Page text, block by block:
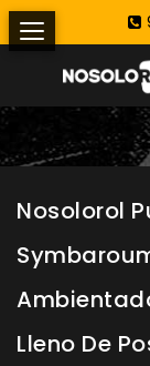
Nosolorol
Lleno De